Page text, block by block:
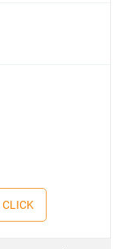
CLICK